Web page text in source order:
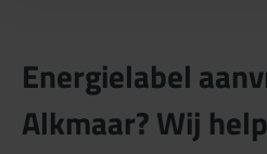
Energielabel
Alkmaar? Wij